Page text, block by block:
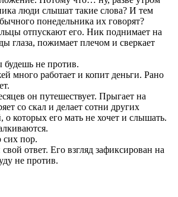
люди слышат такие слова? И тем
понедельника их говорят?
отпускают его. Ник поднимает на
глаза, пожимает плечом и сверкает
не против.
много работает и копит деньги. Рано
он путешествует. Прыгает на
со скал и делает сотни других
которых его мать не хочет и слышать.
сих пор.
ответ. Его взгляд зафиксирован на
не против.